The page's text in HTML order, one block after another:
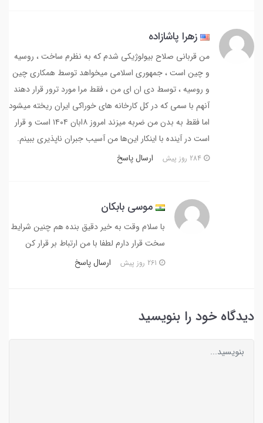
زهرا پاشازاده
من قربانی صلاح بیولوژیکی شدم که به نظرم ساخت ، روسیه
و چین است ، جمهوری اسلامی میخواهد توسط همکاری چین
و روسیه ، توسط دی ان ای من ، فقط مرا مورد ترور قرار دهند
آنهم با سمی که در کل کارخانه های خوراکی ایران ریخته میشود
اما فقط به بدن من ضربه میزند امروز ۸ابان ۱۴۰۴ است و قرار
است در آینده با اینکار این‌ها من آسیب جبران ناپذیری ببینم.
ارسال پاسخ
موسی بابکان
با سلام وقت به خیر دقیق بنده هم چنین شرایط
سخت قرار دارم لطفا با من ارتباط بر قرار کن
ارسال پاسخ
دیدگاه خود را بنویسید